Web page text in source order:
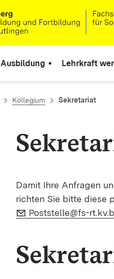
Ausbildung Lehrkraft
Kollegium Sekretariat
Damit Ihre Anfragen
richten Sie bitte diese
E-Mail:
Poststelle@fs-